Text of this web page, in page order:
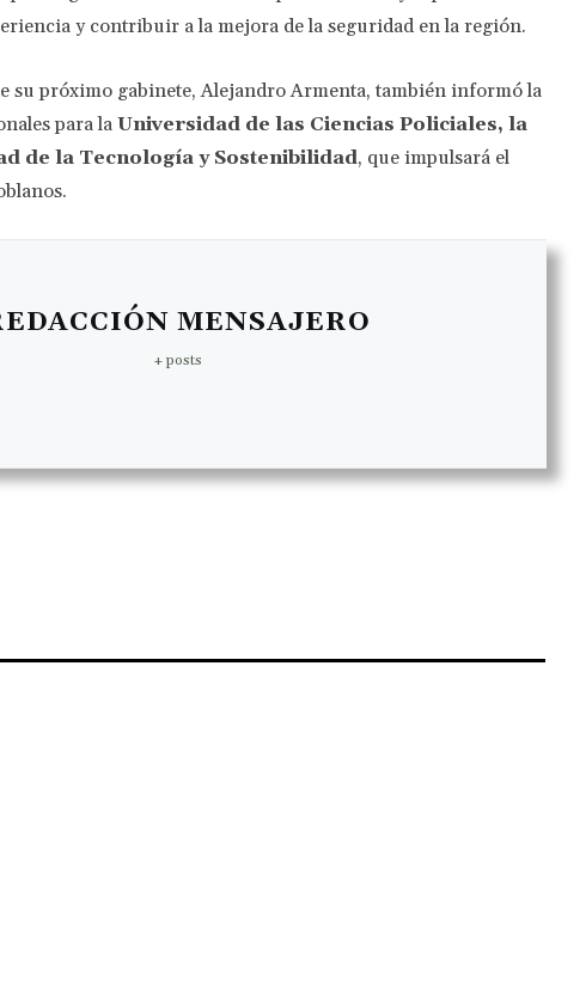
y contribuir a la mejora de la seguridad en la región.
su próximo gabinete, Alejandro Armenta, también informó la
para laUniversidad de las Ciencias Policiales, la
de la Tecnología y Sostenibilidad, que impulsará el
MENSAJERO
+ posts